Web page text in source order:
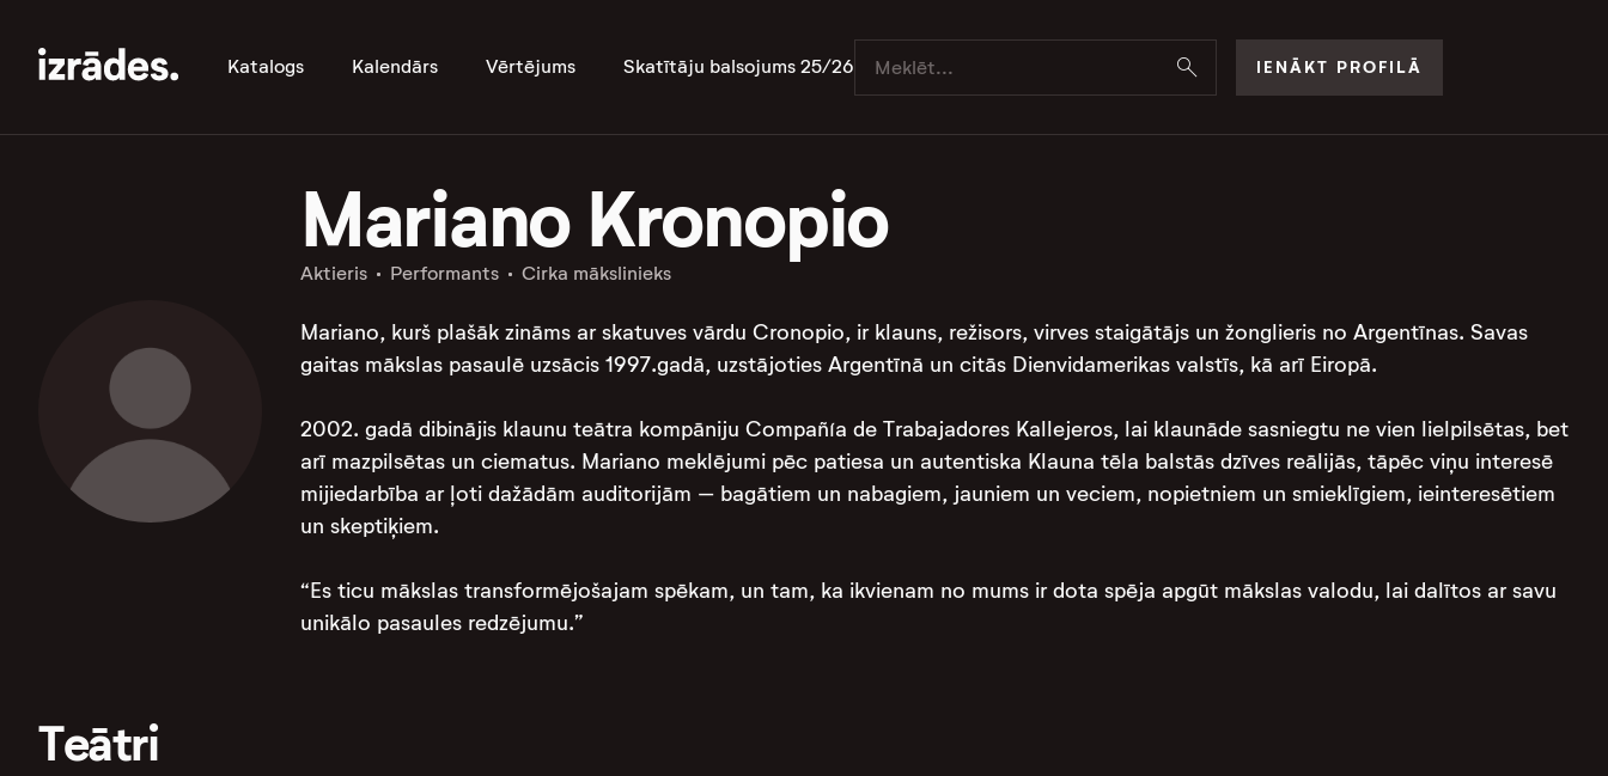
Katalogs Kalendārs Vērtējums Skatītāju balsojums 25/26 IENĀKT PROFILĀ
Mariano Kronopio
Aktieris Performants Cirka mākslinieks
Mariano, kurš plašāk zināms ar skatuves vārdu Cronopio, ir klauns, režisors, virves staigātājs un žonglieris no Argentīnas. Savas
gaitas mākslas pasaulē uzsācis 1997.gadā, uzstājoties Argentīnā un citās Dienvidamerikas valstīs, kā arī Eiropā.
2002. gadā dibinājis klaunu teātra kompāniju Compañía de Trabajadores Kallejeros, lai klaunāde sasniegtu ne vien lielpilsētas, bet
arī mazpilsētas un ciematus. Mariano meklējumi pēc patiesa un autentiska Klauna tēla balstās dzīves reālijās, tāpēc viņu interesē
mijiedarbība ar ļoti dažādām auditorijām – bagātiem un nabagiem, jauniem un veciem, nopietniem un smieklīgiem, ieinteresētiem
un skeptiķiem.
“Es ticu mākslas transformējošajam spēkam, un tam, ka ikvienam no mums ir dota spēja apgūt mākslas valodu, lai dalītos ar savu
unikālo pasaules redzējumu.”
Teātri